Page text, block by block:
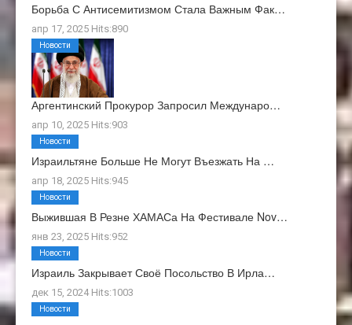
Борьба С Антисемитизмом Стала Важным Фак…
апр 17, 2025 Hits:890
Аргентинский Прокурор Запросил Междунаро…
апр 10, 2025 Hits:903
Новости
Израильтяне Больше Не Могут Въезжать На …
апр 18, 2025 Hits:945
Новости
Выжившая В Резне ХАМАСа На Фестивале Nov…
янв 23, 2025 Hits:952
Новости
Израиль Закрывает Своё Посольство В Ирла…
дек 15, 2024 Hits:1003
Новости
Новости